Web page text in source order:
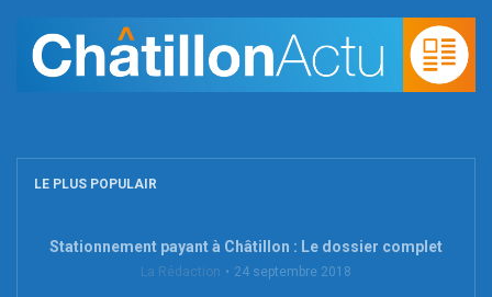
LE PLUS POPULAIR
Stationnement payant à Châtillon : Le dossier complet
La Rédaction 24 septembre 2018